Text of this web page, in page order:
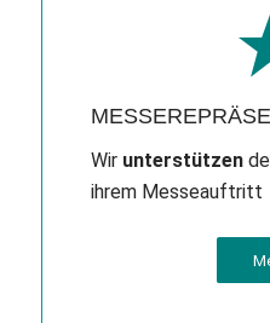
Wir unterstützen
ihrem Messeauftritt